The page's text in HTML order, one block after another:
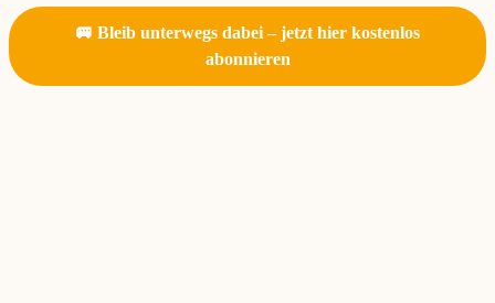
🚐 Bleib unterwegs dabei – jetzt hier kostenlos
abonnieren